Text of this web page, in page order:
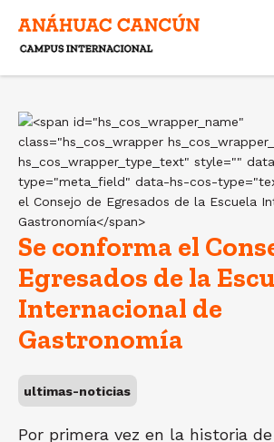
Se conforma el
Egresados de la
Internacional de
Gastronomía
ultimas-noticias
Por primera vez en la historia